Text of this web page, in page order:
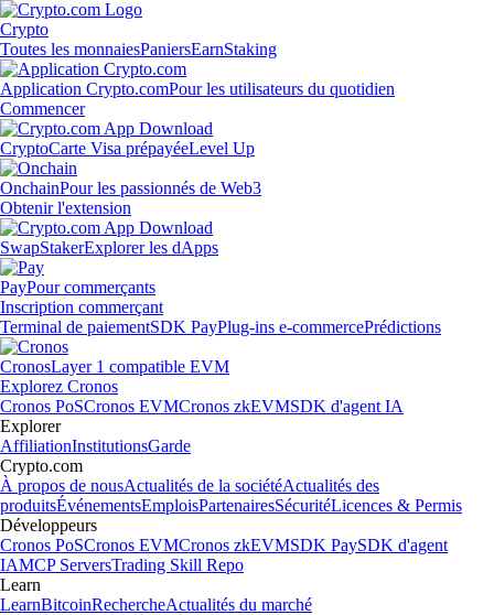
Crypto
Toutes les monnaiesPaniersEarnStaking
Application Crypto.comPour les utilisateurs du quotidien
Commencer
CryptoCarte Visa prépayéeLevel Up
OnchainPour les passionnés de Web3
Obtenir l'extension
SwapStakerExplorer les dApps
PayPour commerçants
Inscription commerçant
Terminal de paiementSDK PayPlug-ins e-commercePrédictions
CronosLayer 1 compatible EVM
Explorez Cronos
Cronos PoSCronos EVMCronos zkEVMSDK d'agent IA
Explorer
AffiliationInstitutionsGarde
Crypto.com
À propos de nousActualités de la sociétéActualités des
produitsÉvénementsEmploisPartenairesSécuritéLicences & Permis
Développeurs
Cronos PoSCronos EVMCronos zkEVMSDK PaySDK d'agent
IAMCP ServersTrading Skill Repo
Learn
LearnBitcoinRechercheActualités du marché